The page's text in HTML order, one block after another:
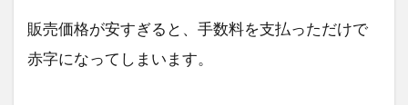
販売価格が安すぎると、手数料を支払っただけで
赤字になってしまいます。